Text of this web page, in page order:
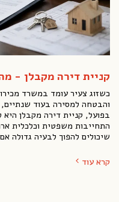
קניית דירה מקבלן -
כשזוג צעיר עומד במשרד
והבטחה למסירה בעוד
בפועל, קניית דירה מקבלן
התחייבות משפטית וכלכלית
שיכולים להפוך לבעיה גדולה
קרא עוד